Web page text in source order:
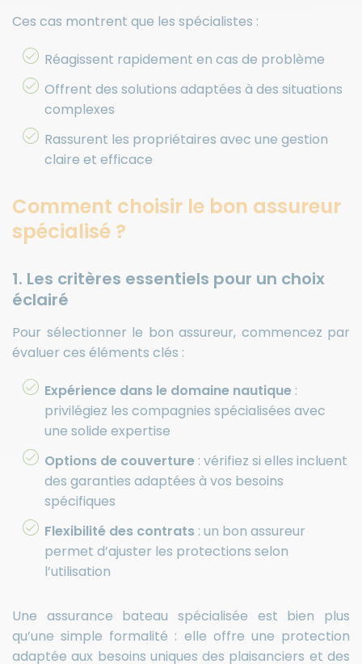
Ces cas montrent que les spécialistes :
Réagissent rapidement en cas de problème
Offrent des solutions adaptées à des situations
complexes
Rassurent les propriétaires avec une gestion
claire et efficace
Comment choisir le bon assureur
spécialisé ?
1. Les critères essentiels pour un choix
éclairé
Pour sélectionner le bon assureur, commencez par
évaluer ces éléments clés :
Expérience dans le domaine nautique :
privilégiez les compagnies spécialisées avec
une solide expertise
Options de couverture : vérifiez si elles incluent
des garanties adaptées à vos besoins
spécifiques
Flexibilité des contrats : un bon assureur
permet d’ajuster les protections selon
l’utilisation
Une assurance bateau spécialisée est bien plus
qu’une simple formalité : elle offre une protection
adaptée aux besoins uniques des plaisanciers et des